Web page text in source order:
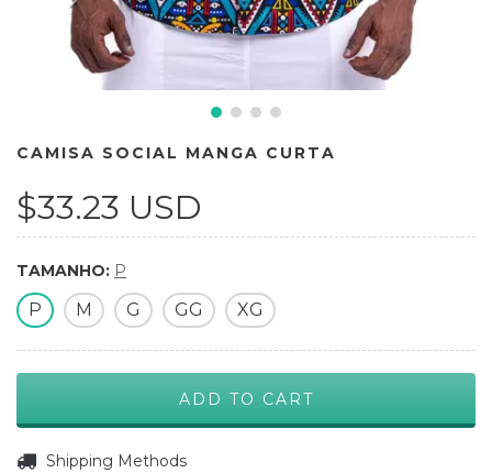
CAMISA SOCIAL MANGA CURTA
$33.23 USD
TAMANHO: P
P M G GG XG
Shipping for zipcode:
Shipping Methods